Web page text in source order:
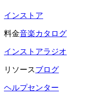
インストア
料金音楽カタログ
インストアラジオ
リソースブログ
ヘルプセンター